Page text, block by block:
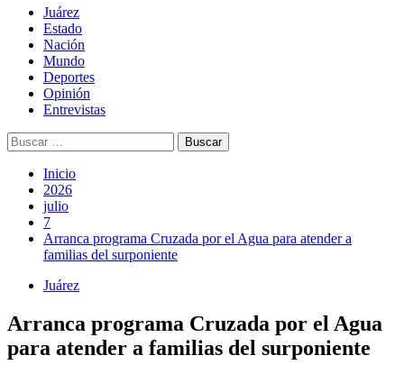
Juárez
Estado
Nación
Mundo
Deportes
Opinión
Entrevistas
Buscar:
Inicio
2026
julio
7
Arranca programa Cruzada por el Agua para atender a
familias del surponiente
Juárez
Arranca programa Cruzada por el Agua
para atender a familias del surponiente